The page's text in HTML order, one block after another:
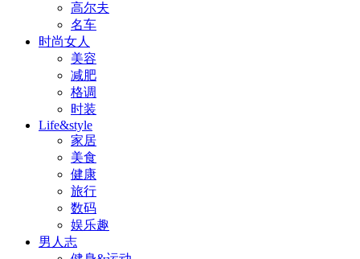
高尔夫
名车
时尚女人
美容
减肥
格调
时装
Life&style
家居
美食
健康
旅行
数码
娱乐趣
男人志